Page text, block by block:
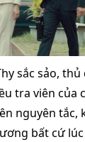
sắc sảo,
tra viên của
nguyên tắc,
bất cứ